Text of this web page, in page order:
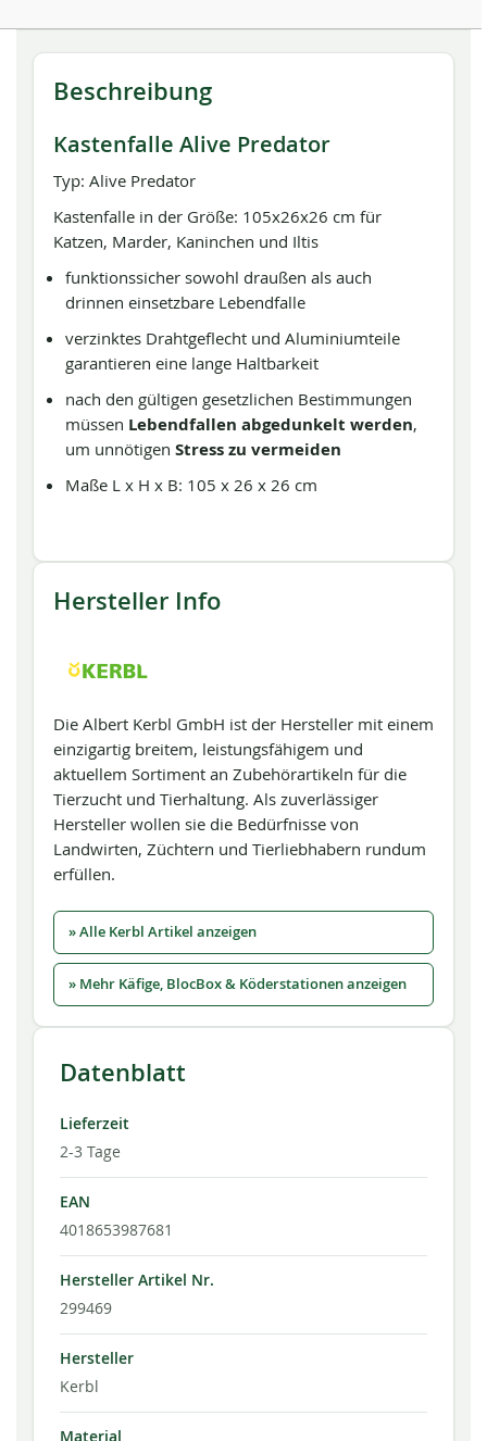
Beschreibung
Kastenfalle Alive Predator
Typ: Alive Predator
Kastenfalle in der Größe: 105x26x26 cm für
Katzen, Marder, Kaninchen und Iltis
funktionssicher sowohl draußen als auch
drinnen einsetzbare Lebendfalle
verzinktes Drahtgeflecht und Aluminiumteile
garantieren eine lange Haltbarkeit
nach den gültigen gesetzlichen Bestimmungen
müssen Lebendfallen abgedunkelt werden,
um unnötigen Stress zu vermeiden
Maße L x H x B: 105 x 26 x 26 cm
Hersteller Info
Die Albert Kerbl GmbH ist der Hersteller mit einem
einzigartig breitem, leistungsfähigem und
aktuellem Sortiment an Zubehörartikeln für die
Tierzucht und Tierhaltung. Als zuverlässiger
Hersteller wollen sie die Bedürfnisse von
Landwirten, Züchtern und Tierliebhabern rundum
erfüllen.
» Alle Kerbl Artikel anzeigen
» Mehr Käfige, BlocBox & Köderstationen anzeigen
Datenblatt
Lieferzeit
2-3 Tage
EAN
4018653987681
Hersteller Artikel Nr.
299469
Hersteller
Kerbl
Material